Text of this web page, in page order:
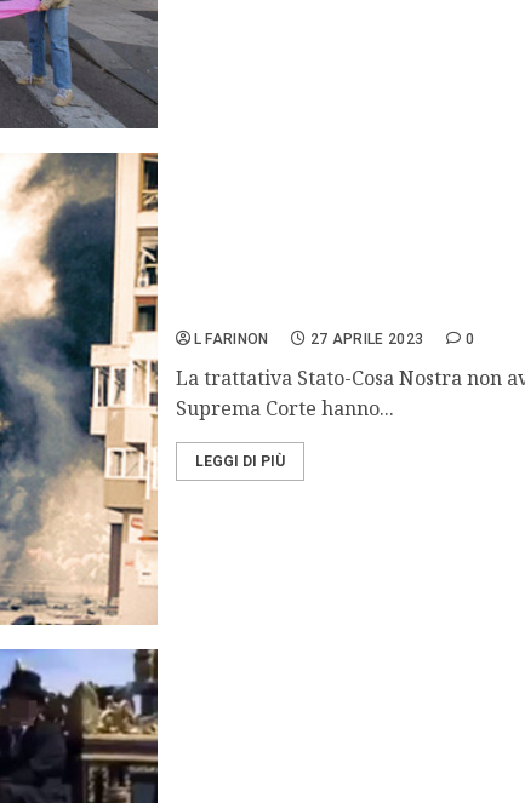
L FARINON 27 APRILE 2023 0
La trattativa Stato-Cosa Nostra non
Suprema Corte hanno...
LEGGI DI PIÙ